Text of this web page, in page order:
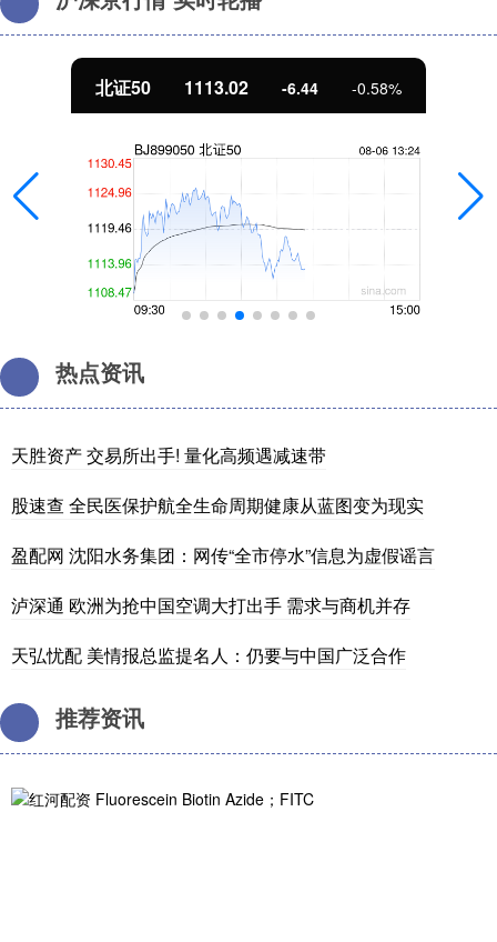
北证50 1113.02 -6.44 -0.58%
热点资讯
天胜资产 交易所出手! 量化高频遇减速带
股速查 全民医保护航全生命周期健康从蓝图变为现实
盈配网 沈阳水务集团：网传“全市停水”信息为虚假谣言
泸深通 欧洲为抢中国空调大打出手 需求与商机并存
天弘忧配 美情报总监提名人：仍要与中国广泛合作
推荐资讯